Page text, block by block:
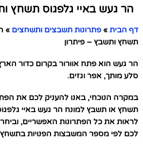
הר געש באיי גלפגוס תשחץ
דף הבית » פתרונות תשבצים ותשחצים »
תשחץ ותשבץ – פיתרון
הר געש הוא פתח אוורור בקרום כדור
סלע מותך, אפר וגזים.
במקרה הנוכחי, באנו להעניק לכם את
תשחץ או תשבץ למונח הר געש באיי
לראות את כל הפתרונות האפשריים,
לכם לפי מספר המשבצות הפנויות